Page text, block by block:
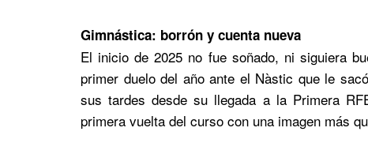
Gimnástica: borrón y cuenta nueva
El inicio de 2025 no fue soñado, ni siguiera
primer duelo del año ante el Nàstic que le
sus tardes desde su llegada a la Primera
primera vuelta del curso con una imagen más